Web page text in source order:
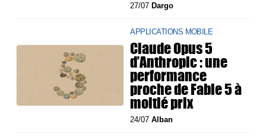
27/07Dargo
APPLICATIONS MOBILE
Claude Opus 5
d’Anthropic : une
performance
proche de Fable 5 à
moitié prix
24/07Alban